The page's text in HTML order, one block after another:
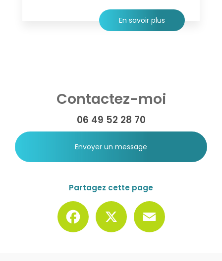
En savoir plus
Contactez-moi
06 49 52 28 70
Envoyer un message
Partagez cette page
Facebook